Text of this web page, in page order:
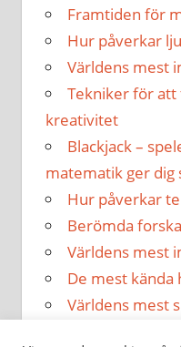
Framtiden för
Hur påverkar
Världens mest
Tekniker för
kreativitet
Blackjack –
matematik ger dig
Hur påverkar
Berömda
Världens mest
De mest
Världens mest